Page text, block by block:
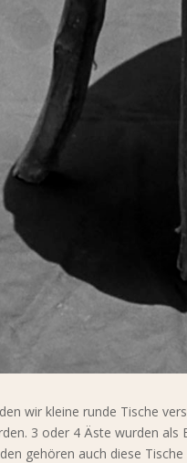
wir kleine runde Tische
3 oder 4 Äste wurden als
gehören auch diese Tische